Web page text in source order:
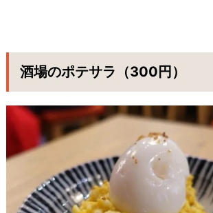
酒場のポテサラ（300円）